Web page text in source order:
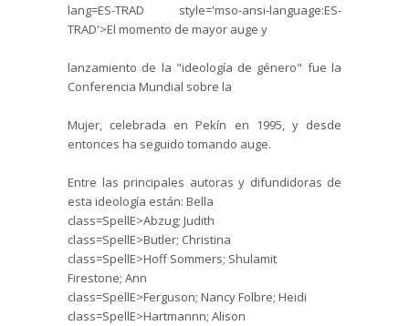
lang=ES-TRAD style='mso-ansi-language:ES-
TRAD'>El momento de mayor auge y
lanzamiento de la "ideología de género" fue la
Conferencia Mundial sobre la
Mujer, celebrada en Pekín en 1995, y desde
entonces ha seguido tomando auge.
Entre las principales autoras y difundidoras de
esta ideología están: Bella
class=SpellE>Abzug; Judith
class=SpellE>Butler; Christina
class=SpellE>HoffSommers; Shulamit
Firestone; Ann
class=SpellE>Ferguson; NancyFolbre; Heidi
class=SpellE>Hartmannn; Alison